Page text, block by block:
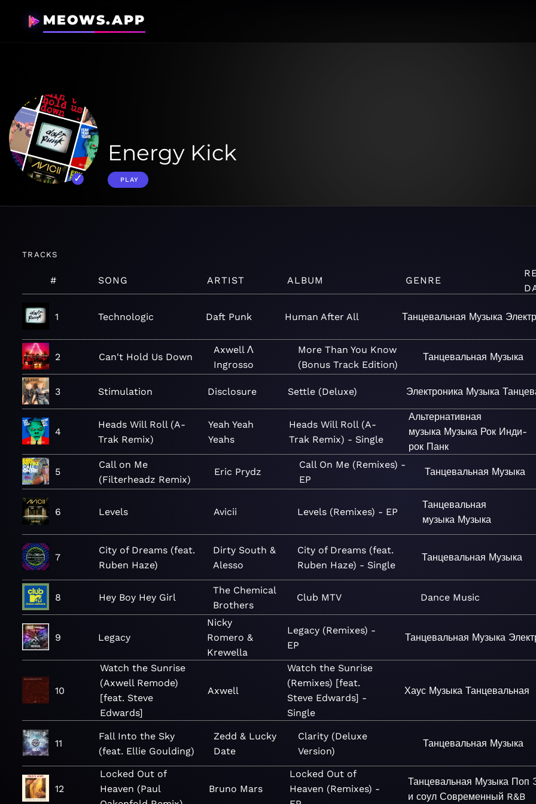
MEOWS.APP
Energy Kick
PLAY
TRACKS
# SONG ARTIST ALBUM GENRE
1 Technologic Daft Punk Human After All Танцевальная Музыка
2 Can't Hold Us Down
Axwell Λ
Ingrosso
More Than You Know
(Bonus Track Edition)
Танцевальная Музыка
3 Stimulation Disclosure Settle (Deluxe) Электроника Музыка
4
Heads Will Roll (A-
Trak Remix)
Yeah Yeah
Yeahs
Heads Will Roll (A-
Trak Remix) - Single
Альтернативная
музыка Музыка Рок Инди-
рок Панк
5
Call on Me
(Filterheadz Remix)
Eric Prydz
Call On Me (Remixes) -
EP
Танцевальная Музыка
6 Levels Avicii Levels (Remixes) - EP
Танцевальная
музыка Музыка
7
City of Dreams (feat.
Ruben Haze)
Dirty South &
Alesso
City of Dreams (feat.
Ruben Haze) - Single
Танцевальная Музыка
8 Hey Boy Hey Girl
The Chemical
Brothers
Club MTV Dance Music
9 Legacy
Nicky
Romero &
Krewella
Legacy (Remixes) -
EP
Танцевальная Музыка
10
Watch the Sunrise
(Axwell Remode)
[feat. Steve
Edwards]
Axwell
Watch the Sunrise
(Remixes) [feat.
Steve Edwards] -
Single
Хаус Музыка Танцевальная
11
Fall Into the Sky
(feat. Ellie Goulding)
Zedd & Lucky
Date
Clarity (Deluxe
Version)
Танцевальная Музыка
12
Locked Out of
Heaven (Paul
Bruno Mars
Locked Out of
Heaven (Remixes) -
Танцевальная Музыка Поп
и соул Современный R&B